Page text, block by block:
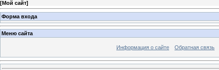
[Мой сайт]
Форма входа
Меню сайта
Информация о сайте Обратная связь